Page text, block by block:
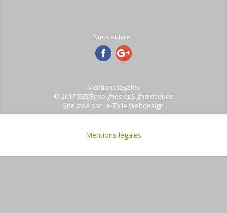
Nous suivre
Mentions légales
© 2017 SES Enseignes et Signalétiques
Site créé par : e-Toile Webdesign
Mentions légales